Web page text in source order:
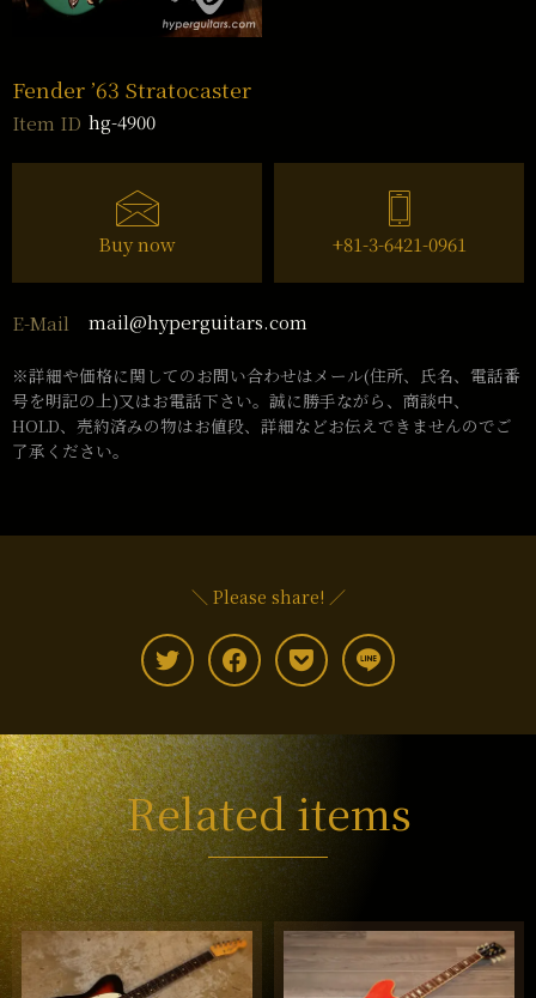
Fender ’63 Stratocaster
Item ID hg-4900
Buy now +81-3-6421-0961
E-Mail mail@hyperguitars.com
※詳細や価格に関してのお問い合わせはメール(住所、氏名、電話番
号を明記の上)又はお電話下さい。誠に勝手ながら、商談中、
HOLD、売約済みの物はお値段、詳細などお伝えできませんのでご
了承ください。
＼ Please share! ／
Related items